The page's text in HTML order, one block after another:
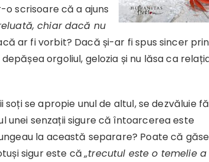
scrisoare că a ajuns
chiar dacă nu
ar fi vorbit? Dacă și-ar fi spus sincer
orgoliul, gelozia și nu lăsa ca
se apropie unul de altul, se dezvăluie
unei senzații sigure că întoarcerea este
la această separare? Poate că
sigur este că„trecutul este o temelie a